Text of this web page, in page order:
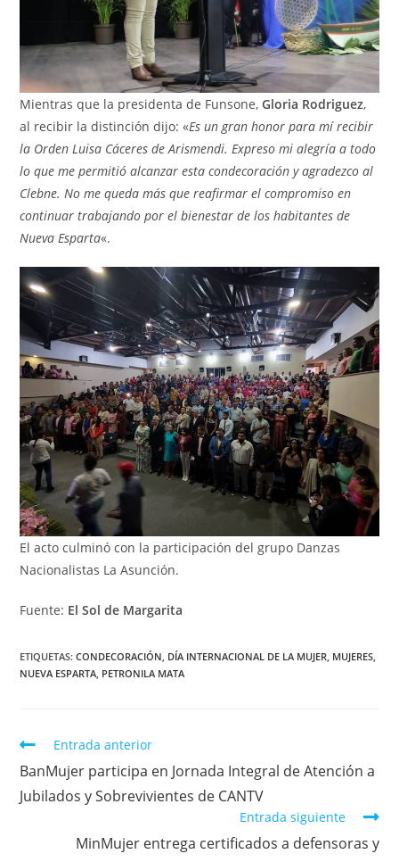
Mientras que la presidenta de Funsone,Gloria Rodriguez,
al recibir la distinción dijo: «Es un gran honor para mí recibir
la Orden Luisa Cáceres de Arismendi. Expreso mi alegría a todo
lo que me permitió alcanzar esta condecoración y agradezco al
Clebne. No me queda más que reafirmar el compromiso en
continuar trabajando por el bienestar de los habitantes de
Nueva Esparta«.
El acto culminó con la participación del grupo Danzas
Nacionalistas La Asunción.
Fuente: El Sol de Margarita
ETIQUETAS:CONDECORACIÓN, DÍA INTERNACIONAL DE LA MUJER, MUJERES,
NUEVA ESPARTA, PETRONILA MATA
Entrada anterior
BanMujer participa en Jornada Integral de Atención a
Jubilados y Sobrevivientes de CANTV
Entrada siguiente
MinMujer entrega certificados a defensoras y